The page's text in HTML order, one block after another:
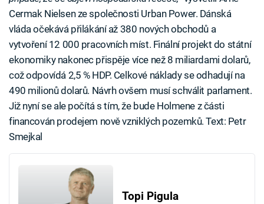
Cermak Nielsen ze společnosti Urban Power. Dánská
vláda očekává přilákání až 380 nových obchodů a
vytvoření 12 000 pracovních míst. Finální projekt do státní
ekonomiky nakonec přispěje více než 8 miliardami dolarů,
což odpovídá 2,5 % HDP. Celkové náklady se odhadují na
490 milionů dolarů. Návrh ovšem musí schválit parlament.
Již nyní se ale počítá s tím, že bude Holmene z části
financován prodejem nově vzniklých pozemků. Text: Petr
Smejkal
Topi Pigula